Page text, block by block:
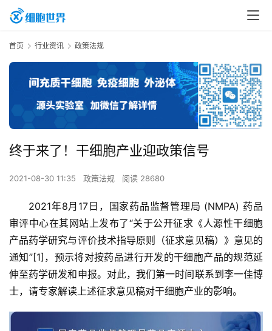
首页 行业资讯 政策法规
终于来了！干细胞产业迎政策信号
2021-08-30 11:35 政策法规 阅读 28680
2021年8月17日，国家药品监督管理局 (NMPA) 药品
审评中心在其网站上发布了“关于公开征求《人源性干细胞
产品药学研究与评价技术指导原则（征求意见稿）》意见的
通知”[1]，预示将对按药品进行开发的干细胞产品的规范延
伸至药学研发和申报。对此，我们第一时间联系到李一佳博
士，请专家解读上述征求意见稿对干细胞产业的影响。